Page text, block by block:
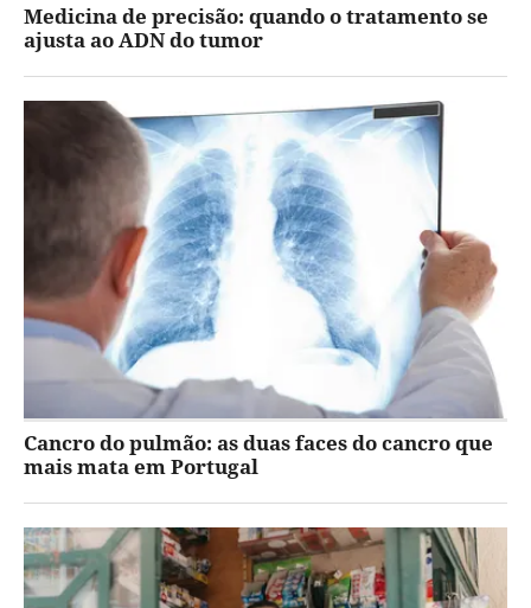
Medicina de precisão: quando o tratamento se
ajusta ao ADN do tumor
Cancro do pulmão: as duas faces do cancro que
mais mata em Portugal